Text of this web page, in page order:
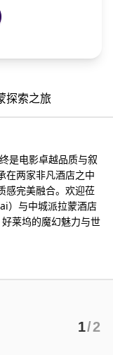
探索之旅
是电影卓越品质与叙
在两家非凡酒店之中
感完美融合。欢迎莅
）与中城派拉蒙酒店
莱坞的魔幻魅力与世
1/2